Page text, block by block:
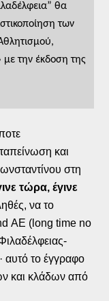
θα
των
την έκδοση της
και
στη
τώρα, έγινε
να το
ΑΕ (long time no
αυτό το έγγραφο
και κλάδων από